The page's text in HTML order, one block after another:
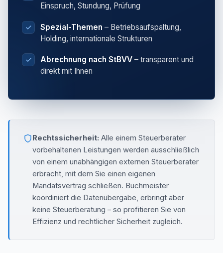
Einspruch, Stundung, Prüfung
Spezial-Themen – Betriebsaufspaltung,
Holding, internationale Strukturen
Abrechnung nach StBVV – transparent und
direkt mit Ihnen
Rechtssicherheit: Alle einem Steuerberater
vorbehaltenen Leistungen werden ausschließlich
von einem unabhängigen externen Steuerberater
erbracht, mit dem Sie einen eigenen
Mandatsvertrag schließen. Buchmeister
koordiniert die Datenübergabe, erbringt aber
keine Steuerberatung – so profitieren Sie von
Effizienz und rechtlicher Sicherheit zugleich.